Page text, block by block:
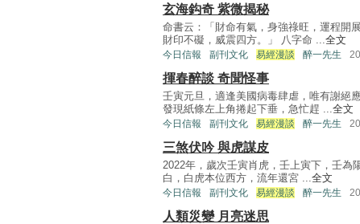
玄海鈎奇 紫微揭秘
命書云：「財命有氣，身強祿旺，運程開
財印不礙，威震四方。」 八字命 ...全文
今日信報 副刊文化 易經漫談 醉一先生
揮春醉談 奇聞怪事
壬寅元旦，適逢美國病毒肆虐，唯有謝絕
發現紙條左上角捲起下垂，急忙趕 ...全文
今日信報 副刊文化 易經漫談 醉一先生
三煞伏吟 與虎謀皮
2022年，歲次壬寅肖虎，壬上寅下，壬為
白，白虎本位西方，流年還宮 ...全文
今日信報 副刊文化 易經漫談 醉一先生
人類災變 月亮迷思